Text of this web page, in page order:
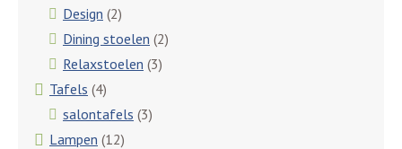
Design (2)
Dining stoelen (2)
Relaxstoelen (3)
Tafels (4)
salontafels (3)
Lampen (12)